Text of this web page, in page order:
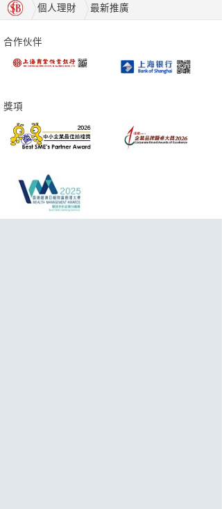
個人理財 最新推廣
合作伙伴
獎項